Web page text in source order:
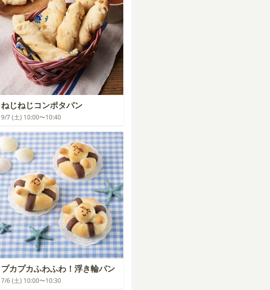
ねじねじコンポタパン
9/7 (土) 10:00〜10:40
プカプカふわふわ！浮き輪パン
7/6 (土) 10:00〜10:30